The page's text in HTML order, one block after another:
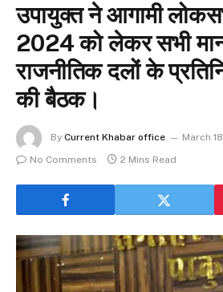
उपायुक्त ने आगामी
2024 को लेकर सभी
राजनीतिक दलों के
की बैठक।
By Current Khabar office
March
No Comments
2 Mins Read